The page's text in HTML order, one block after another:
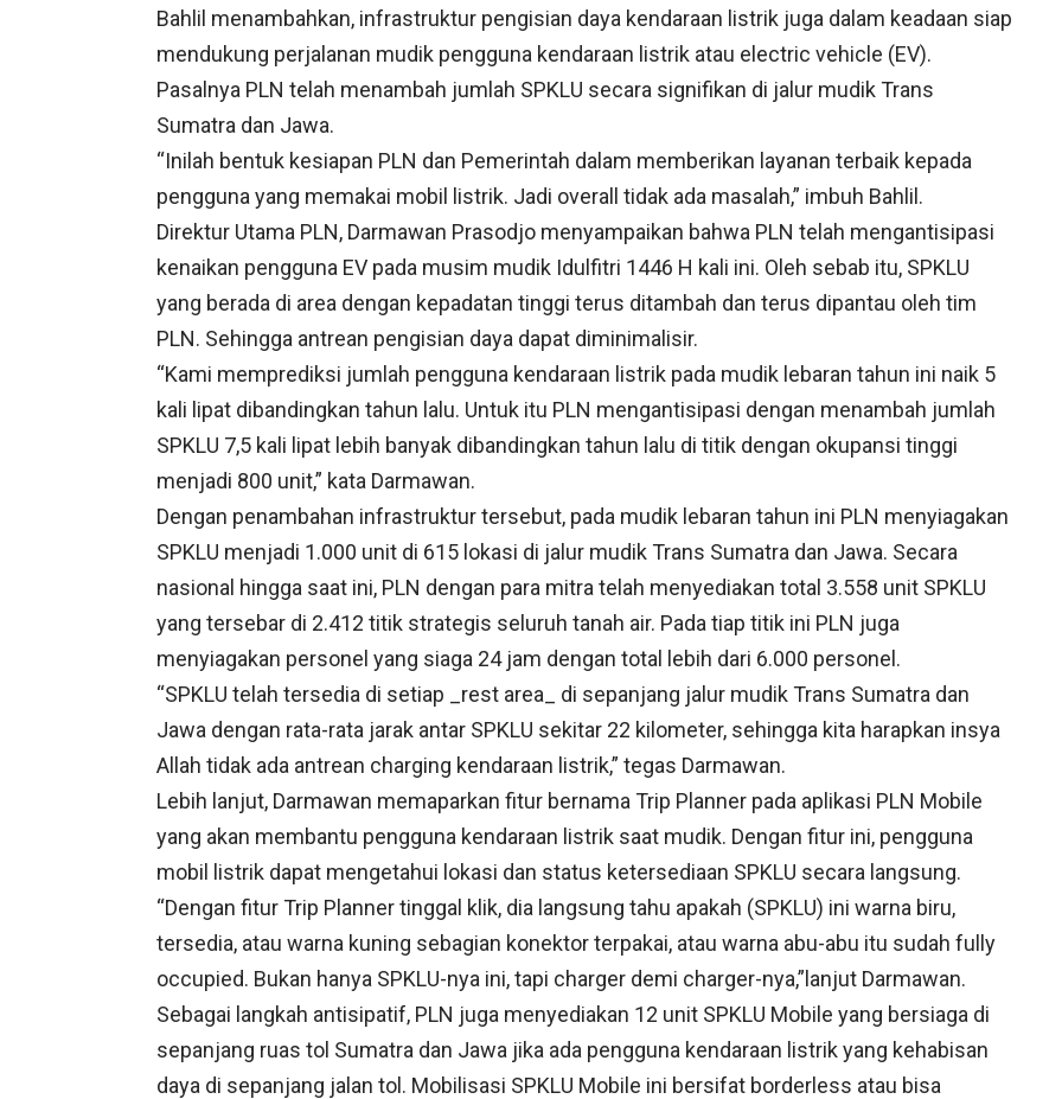
Bahlil menambahkan, infrastruktur pengisian daya kendaraan listrik juga dalam keadaan siap
mendukung perjalanan mudik pengguna kendaraan listrik atau electric vehicle (EV).
Pasalnya PLN telah menambah jumlah SPKLU secara signifikan di jalur mudik Trans
Sumatra dan Jawa.
“Inilah bentuk kesiapan PLN dan Pemerintah dalam memberikan layanan terbaik kepada
pengguna yang memakai mobil listrik. Jadi overall tidak ada masalah,” imbuh Bahlil.
Direktur Utama PLN, Darmawan Prasodjo menyampaikan bahwa PLN telah mengantisipasi
kenaikan pengguna EV pada musim mudik Idulfitri 1446 H kali ini. Oleh sebab itu, SPKLU
yang berada di area dengan kepadatan tinggi terus ditambah dan terus dipantau oleh tim
PLN. Sehingga antrean pengisian daya dapat diminimalisir.
“Kami memprediksi jumlah pengguna kendaraan listrik pada mudik lebaran tahun ini naik 5
kali lipat dibandingkan tahun lalu. Untuk itu PLN mengantisipasi dengan menambah jumlah
SPKLU 7,5 kali lipat lebih banyak dibandingkan tahun lalu di titik dengan okupansi tinggi
menjadi 800 unit,” kata Darmawan.
Dengan penambahan infrastruktur tersebut, pada mudik lebaran tahun ini PLN menyiagakan
SPKLU menjadi 1.000 unit di 615 lokasi di jalur mudik Trans Sumatra dan Jawa. Secara
nasional hingga saat ini, PLN dengan para mitra telah menyediakan total 3.558 unit SPKLU
yang tersebar di 2.412 titik strategis seluruh tanah air. Pada tiap titik ini PLN juga
menyiagakan personel yang siaga 24 jam dengan total lebih dari 6.000 personel.
“SPKLU telah tersedia di setiap _rest area_ di sepanjang jalur mudik Trans Sumatra dan
Jawa dengan rata-rata jarak antar SPKLU sekitar 22 kilometer, sehingga kita harapkan insya
Allah tidak ada antrean charging kendaraan listrik,” tegas Darmawan.
Lebih lanjut, Darmawan memaparkan fitur bernama Trip Planner pada aplikasi PLN Mobile
yang akan membantu pengguna kendaraan listrik saat mudik. Dengan fitur ini, pengguna
mobil listrik dapat mengetahui lokasi dan status ketersediaan SPKLU secara langsung.
“Dengan fitur Trip Planner tinggal klik, dia langsung tahu apakah (SPKLU) ini warna biru,
tersedia, atau warna kuning sebagian konektor terpakai, atau warna abu-abu itu sudah fully
occupied. Bukan hanya SPKLU-nya ini, tapi charger demi charger-nya,”lanjut Darmawan.
Sebagai langkah antisipatif, PLN juga menyediakan 12 unit SPKLU Mobile yang bersiaga di
sepanjang ruas tol Sumatra dan Jawa jika ada pengguna kendaraan listrik yang kehabisan
daya di sepanjang jalan tol. Mobilisasi SPKLU Mobile ini bersifat borderless atau bisa